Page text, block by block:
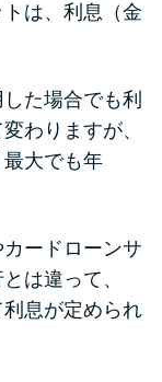
は、利息（金
た場合でも利
わりますが、
最大でも年
ードローンサ
は違って、
利息が定められ